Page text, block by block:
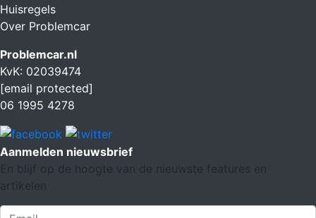
Huisregels
Over Problemcar
Problemcar.nl
KvK: 02039474
[email protected]
06 1995 4278
Aanmelden nieuwsbrief
En blijf op de hoogte van de nieuwste features en
artikelen